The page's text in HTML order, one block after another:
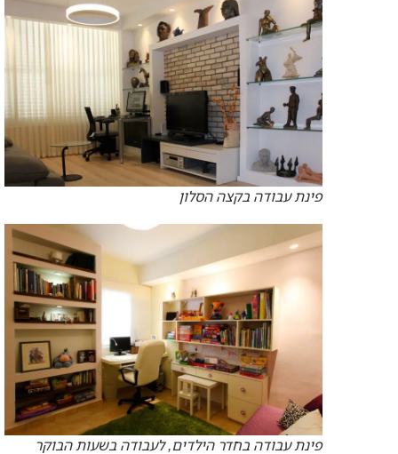
פינת עבודה בקצה הסלון
פינת עבודה בחדר הילדים, לעבודה בשעות הבוקר